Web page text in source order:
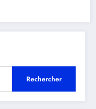
Rechercher